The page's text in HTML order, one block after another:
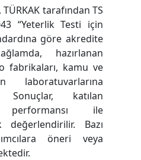
TÜRKAK tarafından TS
“Yeterlik Testi için
göre akredite
hazırlanan
fabrikaları, kamu ve
laboratuvarlarına
Sonuçlar, katılan
performansı ile
değerlendirilir. Bazı
öneri veya